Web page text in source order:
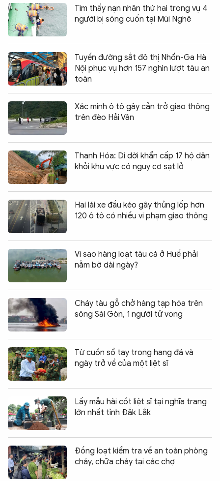
Tìm thấy nạn nhân thứ hai trong vụ 4
người bị sóng cuốn tại Mũi Nghê
Tuyến đường sắt đô thị Nhổn-Ga Hà
Nội phục vụ hơn 157 nghìn lượt tàu an
toàn
Xác minh ô tô gây cản trở giao thông
trên đèo Hải Vân
Thanh Hóa: Di dời khẩn cấp 17 hộ dân
khỏi khu vực có nguy cơ sạt lở
Hai lái xe đầu kéo gây thủng lốp hơn
120 ô tô có nhiều vi phạm giao thông
Vì sao hàng loạt tàu cá ở Huế phải
nằm bờ dài ngày?
Cháy tàu gỗ chở hàng tạp hóa trên
sông Sài Gòn, 1 người tử vong
Từ cuốn sổ tay trong hang đá và
ngày trở về của một liệt sĩ
Lấy mẫu hài cốt liệt sĩ tại nghĩa trang
lớn nhất tỉnh Đắk Lắk
Đồng loạt kiểm tra về an toàn phòng
cháy, chữa cháy tại các chợ